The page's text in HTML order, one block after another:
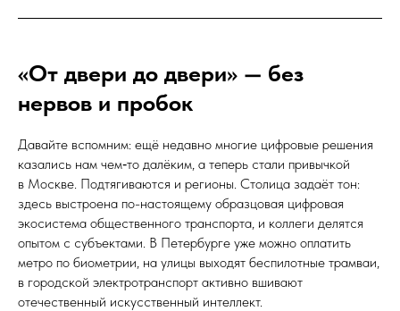
«От двери до двери» — без
нервов и пробок
Давайте вспомним: ещё недавно многие цифровые решения
казались нам чем‑то далёким, а теперь стали привычкой
в Москве. Подтягиваются и регионы. Столица задаёт тон:
здесь выстроена по-настоящему образцовая цифровая
экосистема общественного транспорта, и коллеги делятся
опытом с субъектами. В Петербурге уже можно оплатить
метро по биометрии, на улицы выходят беспилотные трамваи,
в городской электротранспорт активно вшивают
отечественный искусственный интеллект.